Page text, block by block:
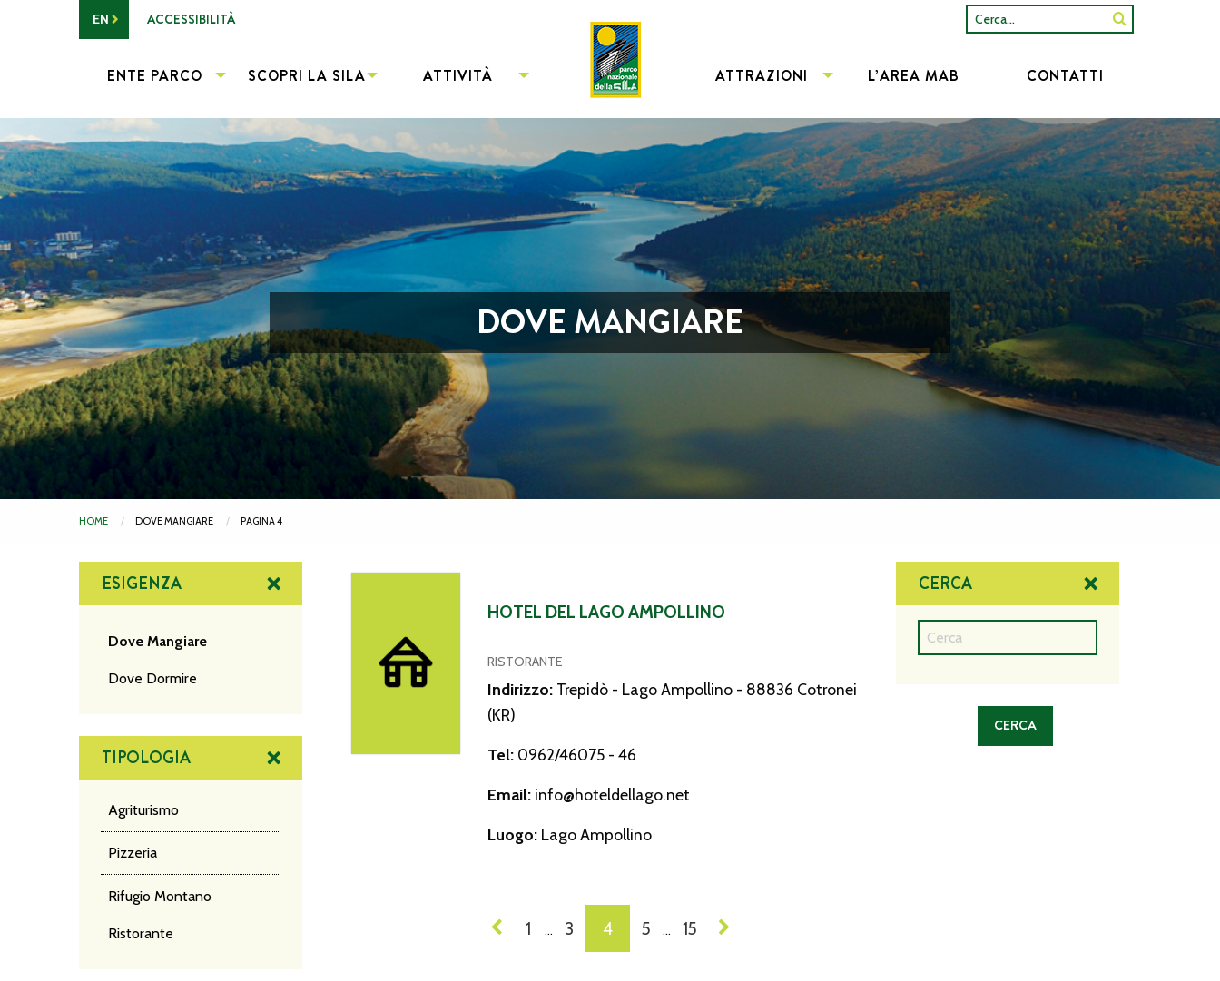
Vai al contenuto principale
EN ACCESSIBILITÀ Cerca...
ENTE PARCO SCOPRI LA SILA ATTIVITÀ ATTRAZIONI L’AREA MAB CONTATTI
DOVE MANGIARE
HOME DOVE MANGIARE PAGINA 4
ESIGENZA
Dove Mangiare
Dove Dormire
TIPOLOGIA
Agriturismo
Pizzeria
Rifugio Montano
Ristorante
HOTEL DEL LAGO AMPOLLINO
RISTORANTE
Indirizzo: Trepidò - Lago Ampollino - 88836 Cotronei
(KR)
Tel: 0962/46075 - 46
Email: info@hoteldellago.net
Luogo: Lago Ampollino
NAVIGAZIONE
1 … 3 4 5 … 15
CERCA